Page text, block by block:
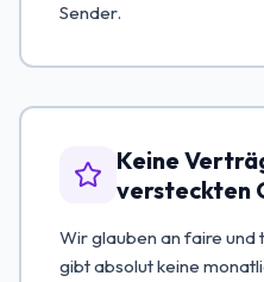
Sender.
Keine
versteckten
Wir glauben an faire und
gibt absolut keine